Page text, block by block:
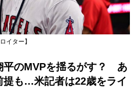
イター】
平のMVPを揺るがす？ あ
提も…米記者は22歳をライ